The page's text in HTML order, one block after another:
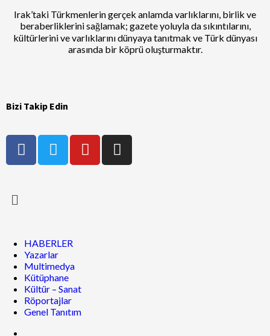
Irak’taki Türkmenlerin gerçek anlamda varlıklarını, birlik ve
beraberliklerini sağlamak; gazete yoluyla da sıkıntılarını,
kültürlerini ve varlıklarını dünyaya tanıtmak ve Türk dünyası
arasında bir köprü oluşturmaktır.
Bizi Takip Edin
HABERLER
Yazarlar
Multimedya
Kütüphane
Kültür – Sanat
Röportajlar
Genel Tanıtım